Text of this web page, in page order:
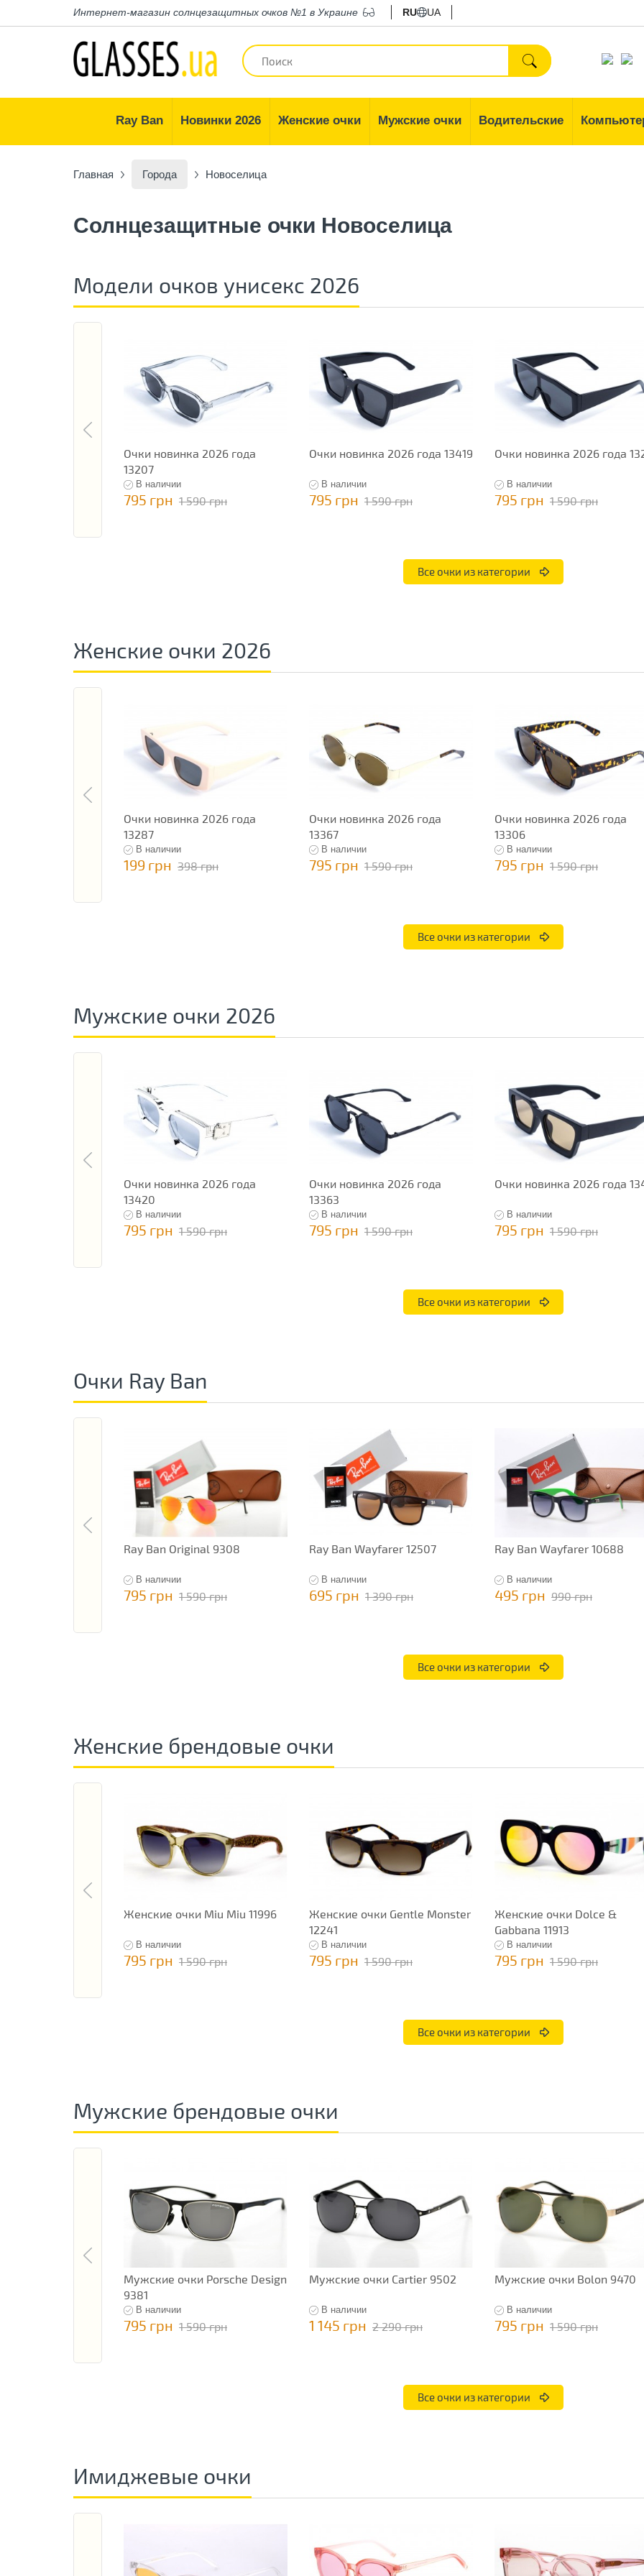
Интернет-магазин солнцезащитных очков №1 в Украине RU UA
Ray Ban Новинки 2026 Женские очки Мужские очки Водительские
Главная Города Новоселица
Солнцезащитные очки Новоселица
Модели очков унисекс 2026
Очки новинка 2026 года
13207
В наличии
795 грн 1 590 грн
Очки новинка 2026 года 13419
В наличии
795 грн 1 590 грн
Очки новинка 2026 года
В наличии
795 грн 1 590 грн
Все очки из категории
Женские очки 2026
Очки новинка 2026 года
13287
В наличии
199 грн 398 грн
Очки новинка 2026 года
13367
В наличии
795 грн 1 590 грн
Очки новинка 2026 года
13306
В наличии
795 грн 1 590 грн
Все очки из категории
Мужские очки 2026
Очки новинка 2026 года
13420
В наличии
795 грн 1 590 грн
Очки новинка 2026 года
13363
В наличии
795 грн 1 590 грн
Очки новинка 2026 года
В наличии
795 грн 1 590 грн
Все очки из категории
Очки Ray Ban
Ray Ban Original 9308
В наличии
795 грн 1 590 грн
Ray Ban Wayfarer 12507
В наличии
695 грн 1 390 грн
Ray Ban Wayfarer 10688
В наличии
495 грн 990 грн
Все очки из категории
Женские брендовые очки
Женские очки Miu Miu 11996
В наличии
795 грн 1 590 грн
Женские очки Gentle Monster
12241
В наличии
795 грн 1 590 грн
Женские очки Dolce &
Gabbana 11913
В наличии
795 грн 1 590 грн
Все очки из категории
Мужские брендовые очки
Мужские очки Porsche Design
9381
В наличии
795 грн 1 590 грн
Мужские очки Cartier 9502
В наличии
1 145 грн 2 290 грн
Мужские очки Bolon 9470
В наличии
795 грн 1 590 грн
Все очки из категории
Имиджевые очки